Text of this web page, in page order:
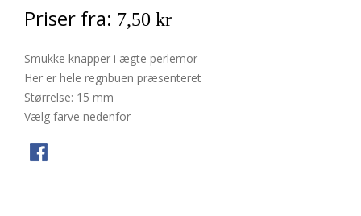
Priser fra: 7,50 kr
Smukke knapper i ægte perlemor
Her er hele regnbuen præsenteret
Størrelse: 15 mm
Vælg farve nedenfor